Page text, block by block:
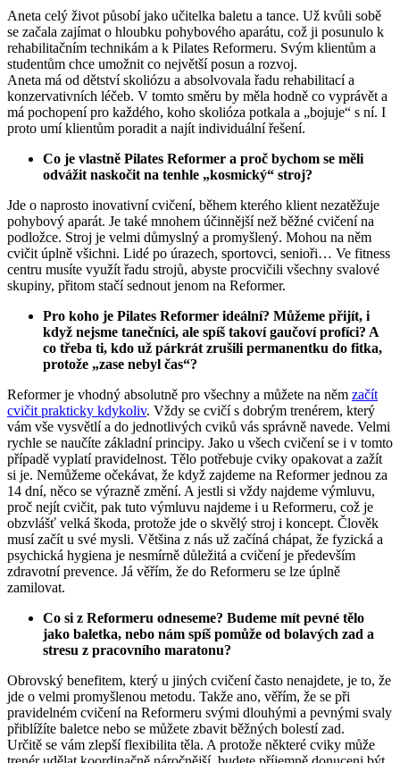
Aneta celý život působí jako učitelka baletu a tance. Už kvůli sobě
se začala zajímat o hloubku pohybového aparátu, což ji posunulo k
rehabilitačním technikám a k Pilates Reformeru. Svým klientům a
studentům chce umožnit co největší posun a rozvoj.
Aneta má od dětství skoliózu a absolvovala řadu rehabilitací a
konzervativních léčeb. V tomto směru by měla hodně co vyprávět a
má pochopení pro každého, koho skolióza potkala a „bojuje“ s ní. I
proto umí klientům poradit a najít individuální řešení.
Co je vlastně Pilates Reformer a proč bychom se měli
odvážit naskočit na tenhle „kosmický“ stroj?
Jde o naprosto inovativní cvičení, během kterého klient nezatěžuje
pohybový aparát. Je také mnohem účinnější než běžné cvičení na
podložce. Stroj je velmi důmyslný a promyšlený. Mohou na něm
cvičit úplně všichni. Lidé po úrazech, sportovci, senioři… Ve fitness
centru musíte využít řadu strojů, abyste procvičili všechny svalové
skupiny, přitom stačí sednout jenom na Reformer.
Pro koho je Pilates Reformer ideální? Můžeme přijít, i
když nejsme tanečníci, ale spíš takoví gaučoví profíci? A
co třeba ti, kdo už párkrát zrušili permanentku do fitka,
protože „zase nebyl čas“?
Reformer je vhodný absolutně pro všechny a můžete na něm začít
cvičit prakticky kdykoliv. Vždy se cvičí s dobrým trenérem, který
vám vše vysvětlí a do jednotlivých cviků vás správně navede. Velmi
rychle se naučíte základní principy. Jako u všech cvičení se i v tomto
případě vyplatí pravidelnost. Tělo potřebuje cviky opakovat a zažít
si je. Nemůžeme očekávat, že když zajdeme na Reformer jednou za
14 dní, něco se výrazně změní. A jestli si vždy najdeme výmluvu,
proč nejít cvičit, pak tuto výmluvu najdeme i u Reformeru, což je
obzvlášť velká škoda, protože jde o skvělý stroj i koncept. Člověk
musí začít u své mysli. Většina z nás už začíná chápat, že fyzická a
psychická hygiena je nesmírně důležitá a cvičení je především
zdravotní prevence. Já věřím, že do Reformeru se lze úplně
zamilovat.
Co si z Reformeru odneseme? Budeme mít pevné tělo
jako baletka, nebo nám spíš pomůže od bolavých zad a
stresu z pracovního maratonu?
Obrovský benefitem, který u jiných cvičení často nenajdete, je to, že
jde o velmi promyšlenou metodu. Takže ano, věřím, že se při
pravidelném cvičení na Reformeru svými dlouhými a pevnými svaly
přiblížíte baletce nebo se můžete zbavit běžných bolestí zad.
Určitě se vám zlepší flexibilita těla. A protože některé cviky může